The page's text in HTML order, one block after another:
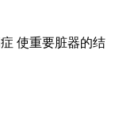
使重要脏器的结